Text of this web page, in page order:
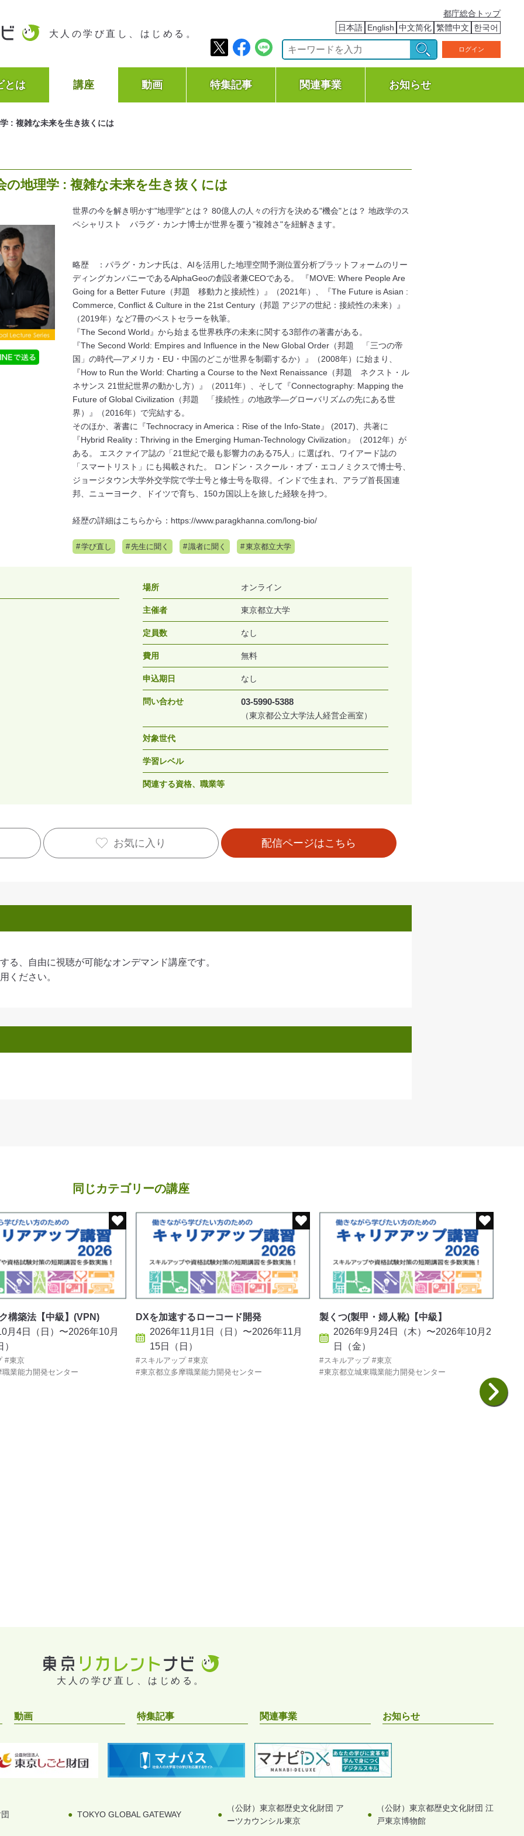
大人の学び直し、はじめる。
都庁総合トップ
日本語 English 中文简化 繁體中文 한국어
ログイン
とは 講座 動画 特集記事 関連事業 お知らせ
: 複雑な未来を生き抜くには
地理学 : 複雑な未来を生き抜くには
世界の今を解き明かす"地理学"とは？ 80億人の人々の行方を決める"機会"とは？ 地政学のス
ペシャリスト パラグ・カンナ博士が世界を覆う"複雑さ"を紐解きます。
略歴 ：パラグ・カンナ氏は、AIを活用した地理空間予測位置分析プラットフォームのリー
ディングカンパニーであるAlphaGeoの創設者兼CEOである。 『MOVE: Where People Are
Going for a Better Future（邦題 移動力と接続性）』（2021年）、『The Future is Asian :
Commerce, Conflict & Culture in the 21st Century（邦題 アジアの世紀：接続性の未来）』
（2019年）など7冊のベストセラーを執筆。
『The Second World』から始まる世界秩序の未来に関する3部作の著書がある。
『The Second World: Empires and Influence in the New Global Order（邦題 「三つの帝
国」の時代―アメリカ・EU・中国のどこが世界を制覇するか）』（2008年）に始まり、
『How to Run the World: Charting a Course to the Next Renaissance（邦題 ネクスト・ル
ネサンス 21世紀世界の動かし方）』（2011年）、そして『Connectography: Mapping the
Future of Global Civilization（邦題 「接続性」の地政学―グローバリズムの先にある世
界）』（2016年）で完結する。
そのほか、著書に『Technocracy in America：Rise of the Info-State』 (2017)、共著に
『Hybrid Reality：Thriving in the Emerging Human-Technology Civilization』（2012年）が
ある。 エスクァイア誌の「21世紀で最も影響力のある75人」に選ばれ、ワイアード誌の
「スマートリスト」にも掲載された。 ロンドン・スクール・オブ・エコノミクスで博士号、
ジョージタウン大学外交学院で学士号と修士号を取得。インドで生まれ、アラブ首長国連
邦、ニューヨーク、ドイツで育ち、150カ国以上を旅した経験を持つ。
経歴の詳細はこちらから：https://www.paragkhanna.com/long-bio/
学び直し 先生に聞く 識者に聞く 東京都立大学
場所 オンライン
主催者 東京都立大学
定員数 なし
費用 無料
申込期日 なし
問い合わせ 03-5990-5388
（東京都公立大学法人経営企画室）
対象世代
学習レベル
関連する資格、職業等
お気に入り 配信ページはこちら
る、自由に視聴が可能なオンデマンド講座です。
ください。
同じカテゴリーの講座
構築法【中級】(VPN)
月4日（日）〜2026年10月
東京
業能力開発センター
DXを加速するローコード開発
2026年11月1日（日）〜2026年11月
15日（日）
スキルアップ
東京
東京都立多摩職業能力開発センター
製くつ(製甲・婦人靴)【中級】
2026年9月24日（木）〜2026年10月2
日（金）
スキルアップ
東京
東京都立城東職業能力開発センター
大人の学び直し、はじめる。
動画 特集記事 関連事業 お知らせ
TOKYO GLOBAL GATEWAY
（公財）東京都歴史文化財団 ア
ーツカウンシル東京
（公財）東京都歴史文化財団 江
戸東京博物館